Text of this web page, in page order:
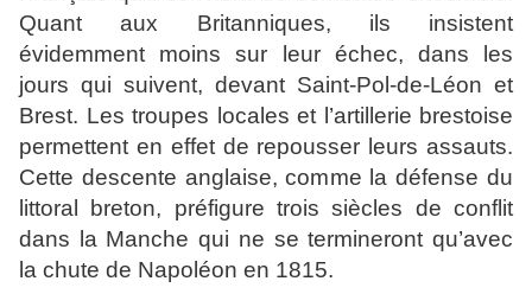
Quant aux Britanniques, ils insistent
évidemment moins sur leur échec, dans les
jours qui suivent, devant Saint-Pol-de-Léon et
Brest. Les troupes locales et l’artillerie brestoise
permettent en effet de repousser leurs assauts.
Cette descente anglaise, comme la défense du
littoral breton, préfigure trois siècles de conflit
dans la Manche qui ne se termineront qu’avec
la chute de Napoléon en 1815.